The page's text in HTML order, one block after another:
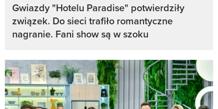
Gwiazdy "Hotelu Paradise" potwierdziły
związek. Do sieci trafiło romantyczne
nagranie. Fani show są w szoku